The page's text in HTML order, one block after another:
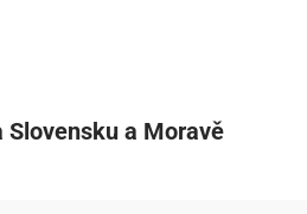
Slovensku a Moravě